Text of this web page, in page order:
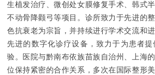
生植发治疗、微创处女膜修复手术、韩式
不动骨降颧弓等项目。诊所致力于先进的
色抗衰老为宗旨，并持续进行学术交流和
先进的数字化诊疗设备，致力于为患者
验。医院与黔南布依族苗族自治州、上海
位保持紧密的合作关系，多次在国际整形